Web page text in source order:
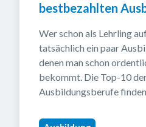
bestbezahlten
Wer schon als Lehrling
tatsächlich ein paar
denen man schon
bekommt. Die Top-10
Ausbildungsberufe finden